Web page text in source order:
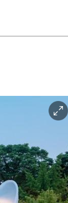
이
미
확
대